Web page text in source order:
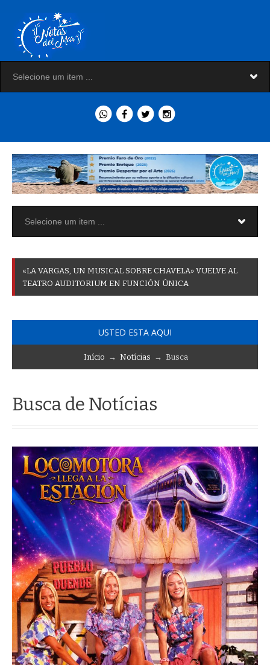
«LA VARGAS UN MUSICAL SOBRE CHAVELA» VUELVE AL
TEATRO AUDITORIUM EN FUNCIÓN ÚNICA
USTED ESTA AQUI
Início → Notícias → Busca
Busca de Notícias